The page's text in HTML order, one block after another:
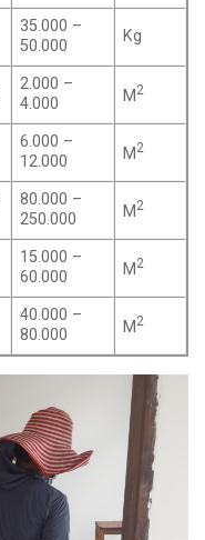
35.000 –
50.000
Kg
2.000 –
4.000
M 2
6.000 –
12.000
M 2
80.000 –
250.000
M 2
15.000 –
60.000
M 2
40.000 –
80.000
M 2